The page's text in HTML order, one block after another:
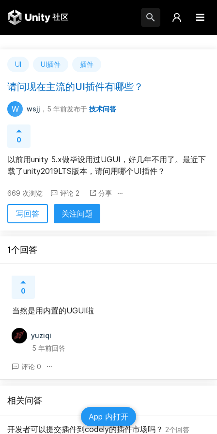
UI UI插件 插件
请问现在主流的UI插件有哪些？
W wsjj ，5 年前发布于 技术问答
0
以前用unity 5.x做毕设用过UGUI，好几年不用了。最近下
载了unity2019LTS版本，请问用哪个UI插件？
669 次浏览 评论 2 分享
写回答 关注问题
1个回答
0
当然是用内置的UGUI啦
yuziqi
5 年前回答
评论 0
相关问答
开发者可以提交插件到codely的插件市场吗？ 2个回答
App 内打开